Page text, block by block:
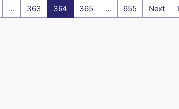
... 363 364 365 ... 655 Next